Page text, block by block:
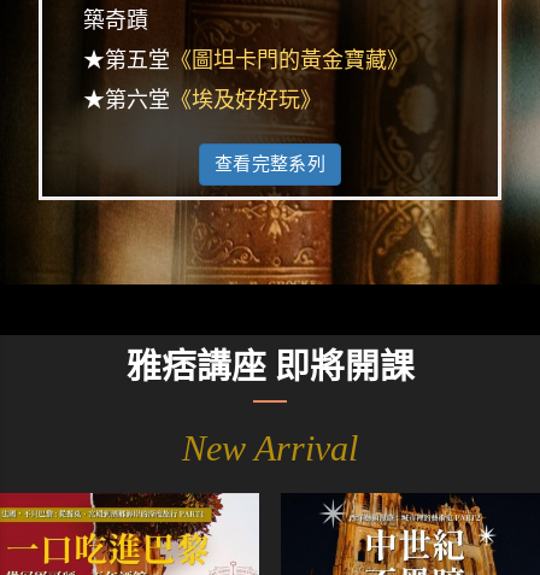
築奇蹟
★第五堂 《圖坦卡門的黃金寶藏》
★第六堂 《埃及好好玩》
查看完整系列
雅痞講座 即將開課
New Arrival